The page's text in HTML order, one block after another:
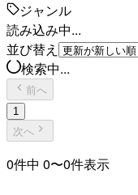
ジャンル
読み込み中...
並び替え
検索中...
前へ
1
次へ
0件中 0〜0件表示